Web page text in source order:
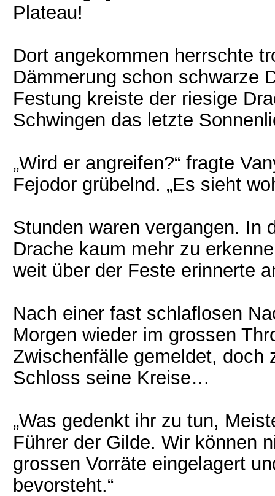
Plateau!
Dort angekommen herrschte
Dämmerung schon schwarze
Festung kreiste der riesige
Schwingen das letzte
„Wird er angreifen?“ fragte
Fejodor grübelnd. „Es sieht
Stunden waren vergangen. In
Drache kaum mehr zu
weit über der Feste erinnerte
Nach einer fast schlaflosen
Morgen wieder im grossen
Zwischenfälle gemeldet, doch
Schloss seine Kreise…
„Was gedenkt ihr zu tun,
Führer der Gilde. Wir können
grossen Vorräte eingelagert
bevorsteht.“